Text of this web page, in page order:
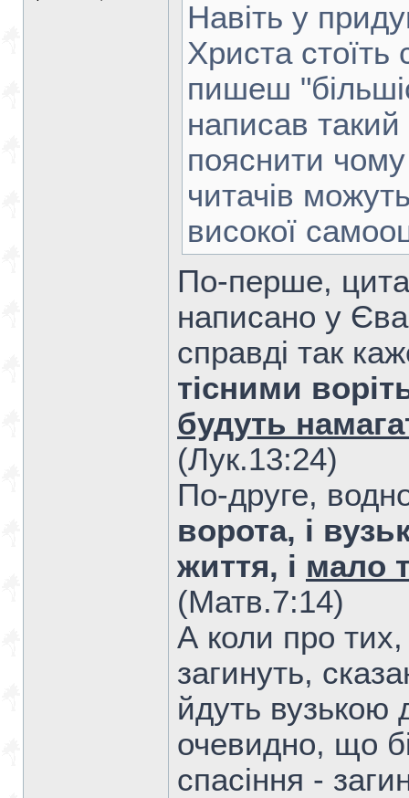
Навіть у
Христа стоїть
пишеш
написав
пояснити
читачів
високої
По-перше,
написано у
справді так
тісними
будуть
(Лук.13:24)
По-друге,
ворота, і
життя, і мало
(Матв.7:14)
А коли про
загинуть,
йдуть вузькою
очевидно, що
спасіння -